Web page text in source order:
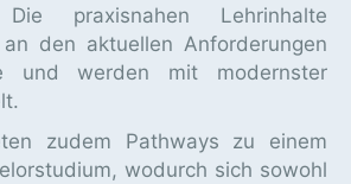
Die praxisnahen Lehrinhalte
den aktuellen Anforderungen
und werden mit modernster
zudem Pathways zu einem
wodurch sich sowohl